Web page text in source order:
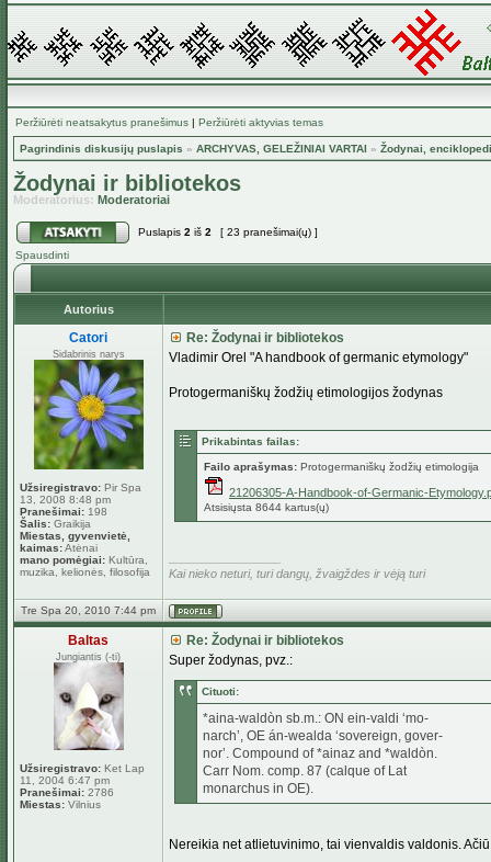
Peržiūrėti neatsakytus pranešimus | Peržiūrėti aktyvias temas
Pagrindinis diskusijų puslapis » ARCHYVAS, GELEŽINIAI VARTAI » Žodynai,
Žodynai ir bibliotekos
Moderatorius: Moderatoriai
Puslapis 2 iš 2
[ 23 pranešimai(ų) ]
Spausdinti
Autorius
Catori
Sidabrinis narys
Užsiregistravo: Pir Spa
13, 2008 8:48 pm
Pranešimai: 198
Šalis: Graikija
Miestas, gyvenvietė,
kaimas:Atėnai
mano pomėgiai: Kultūra,
muzika, kelionės, filosofija
Re: Žodynai ir bibliotekos
Vladimir Orel "A handbook of germanic etymology"
Protogermaniškų žodžių etimologijos žodynas
Prikabintas failas:
Failo aprašymas: Protogermaniškų žodžių etimologija
21206305-A-Handbook-of-Germanic-
Atsisiųsta 8644 kartus(ų)
Kai nieko neturi, turi dangų, žvaigždes ir vėją turi
Tre Spa 20, 2010 7:44 pm
Baltas
Jungiantis (-ti)
Užsiregistravo: Ket Lap
11, 2004 6:47 pm
Pranešimai: 2786
Miestas: Vilnius
Re: Žodynai ir bibliotekos
Super žodynas, pvz.:
Cituoti:
*aina-waldòn sb.m.: ON ein-valdi ‘mo-
narch’, OE án-wealda ‘sovereign, gover-
nor’. Compound of *ainaz and *waldòn.
Carr Nom. comp. 87 (calque of Lat
monarchus in OE).
Nereikia net atlietuvinimo, tai vienvaldis valdonis.